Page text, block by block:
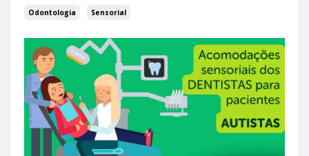
Odontologia Sensorial